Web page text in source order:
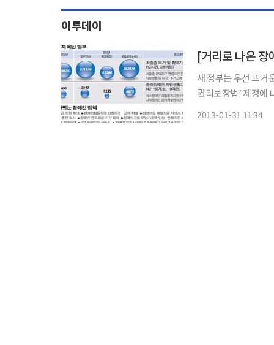
이투데이
새 정부는 우선 뜨거
권리보장법’ 제정에 나설
2013-01-31 11:34